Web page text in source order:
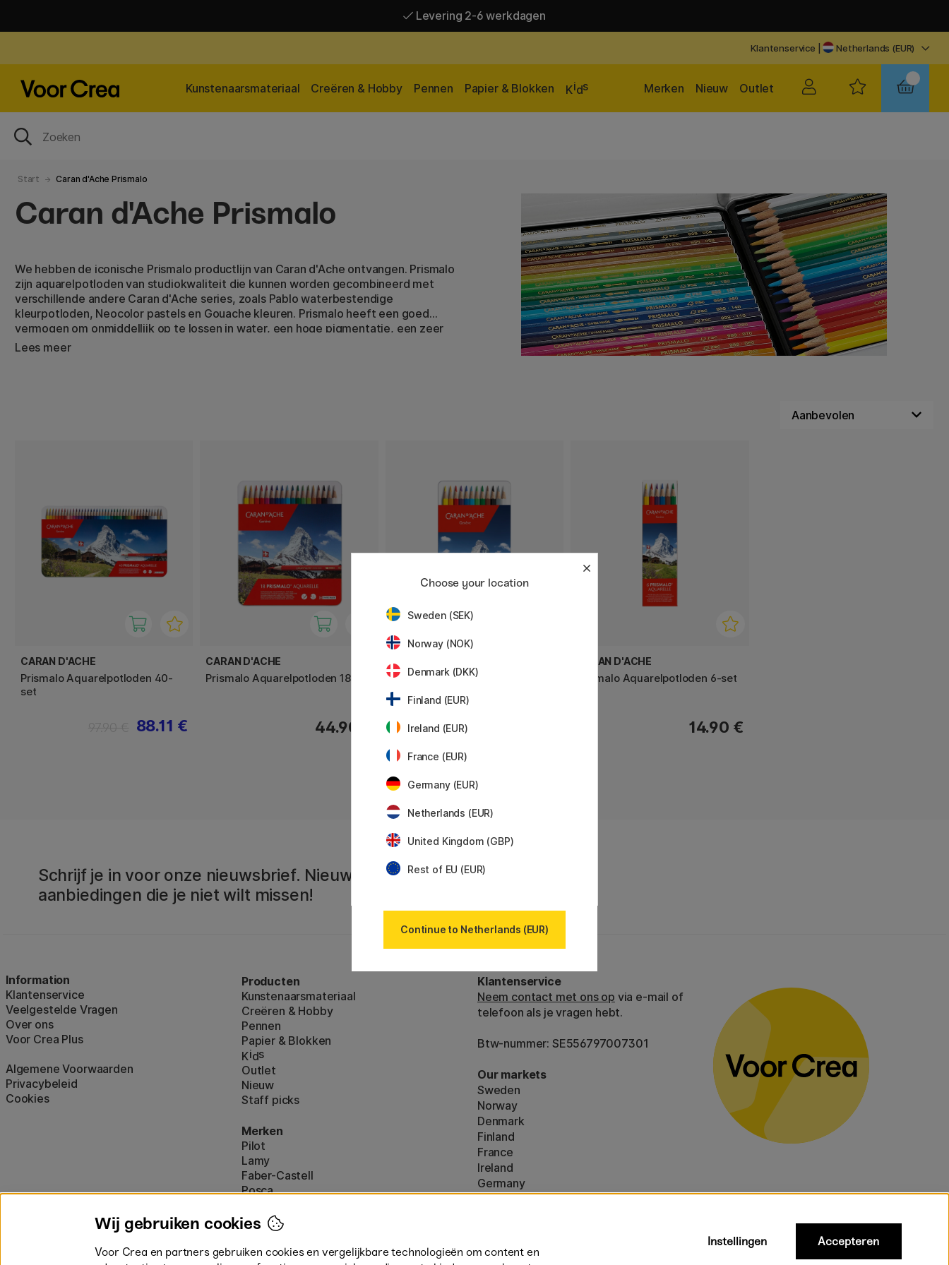
Levering 2-6 werkdagen
Klantenservice | Netherlands (EUR)
Kunstenaarsmateriaal Creëren & Hobby Pennen Papier & Blokken Kids Outlet
Nieuw
Merken
Start Caran d'Ache Prismalo
Caran d'Ache Prismalo
We hebben de iconische Prismalo productlijn van Caran d'Ache ontvangen. Prismalo
zijn aquarelpotloden van studiokwaliteit die kunnen worden gecombineerd met
verschillende andere Caran d'Ache series, zoals Pablo waterbestendige
kleurpotloden, Neocolor pastels en Gouache kleuren. Prismalo heeft een goed
vermogen om onmiddellijk op te lossen in water, een hoge pigmentatie, een zeer
hoge lichtechtheid en een ongeëvenaarde kwaliteit.
Lees meer
CARAN D'ACHE
Prismalo Aquarelpotloden 40-
set
88.11 €
CARAN D'ACHE
Prismalo Aquarelpotloden 18-set
44.90 €
CARAN D'ACHE
Prismalo Aquarelpotloden 12-set
CARAN D'ACHE
Prismalo Aquarelpotloden 6-set
14.90 €
Schrijf je in voor onze nieuwsbrief. Nieuws en
aanbiedingen die je niet wilt missen!
Information
Klantenservice
Veelgestelde Vragen
Over ons
Voor Crea Plus
Algemene Voorwaarden
Privacybeleid
Cookies
Producten
Kunstenaarsmateriaal
Creëren & Hobby
Pennen
Papier & Blokken
Kids
Outlet
Nieuw
Staff picks
Merken
Pilot
Lamy
Faber-Castell
Posca
Alle merken (160)
Klantenservice
Neem contact met ons op via e-mail of
telefoon als je vragen hebt.
Btw-nummer: SE556797007301
Our markets
Sweden
Norway
Denmark
Finland
France
Ireland
Germany
UK
* Specifieke
volumineuze producten.
Choose your location
Sweden (SEK)
Norway (NOK)
Denmark (DKK)
Finland (EUR)
Ireland (EUR)
France (EUR)
Germany (EUR)
Netherlands (EUR)
United Kingdom (GBP)
Rest of EU (EUR)
Continue to Netherlands (EUR)
Wij gebruiken cookies
Voor Crea en partners gebruiken cookies en vergelijkbare technologieën om content en
Instellingen Accepteren